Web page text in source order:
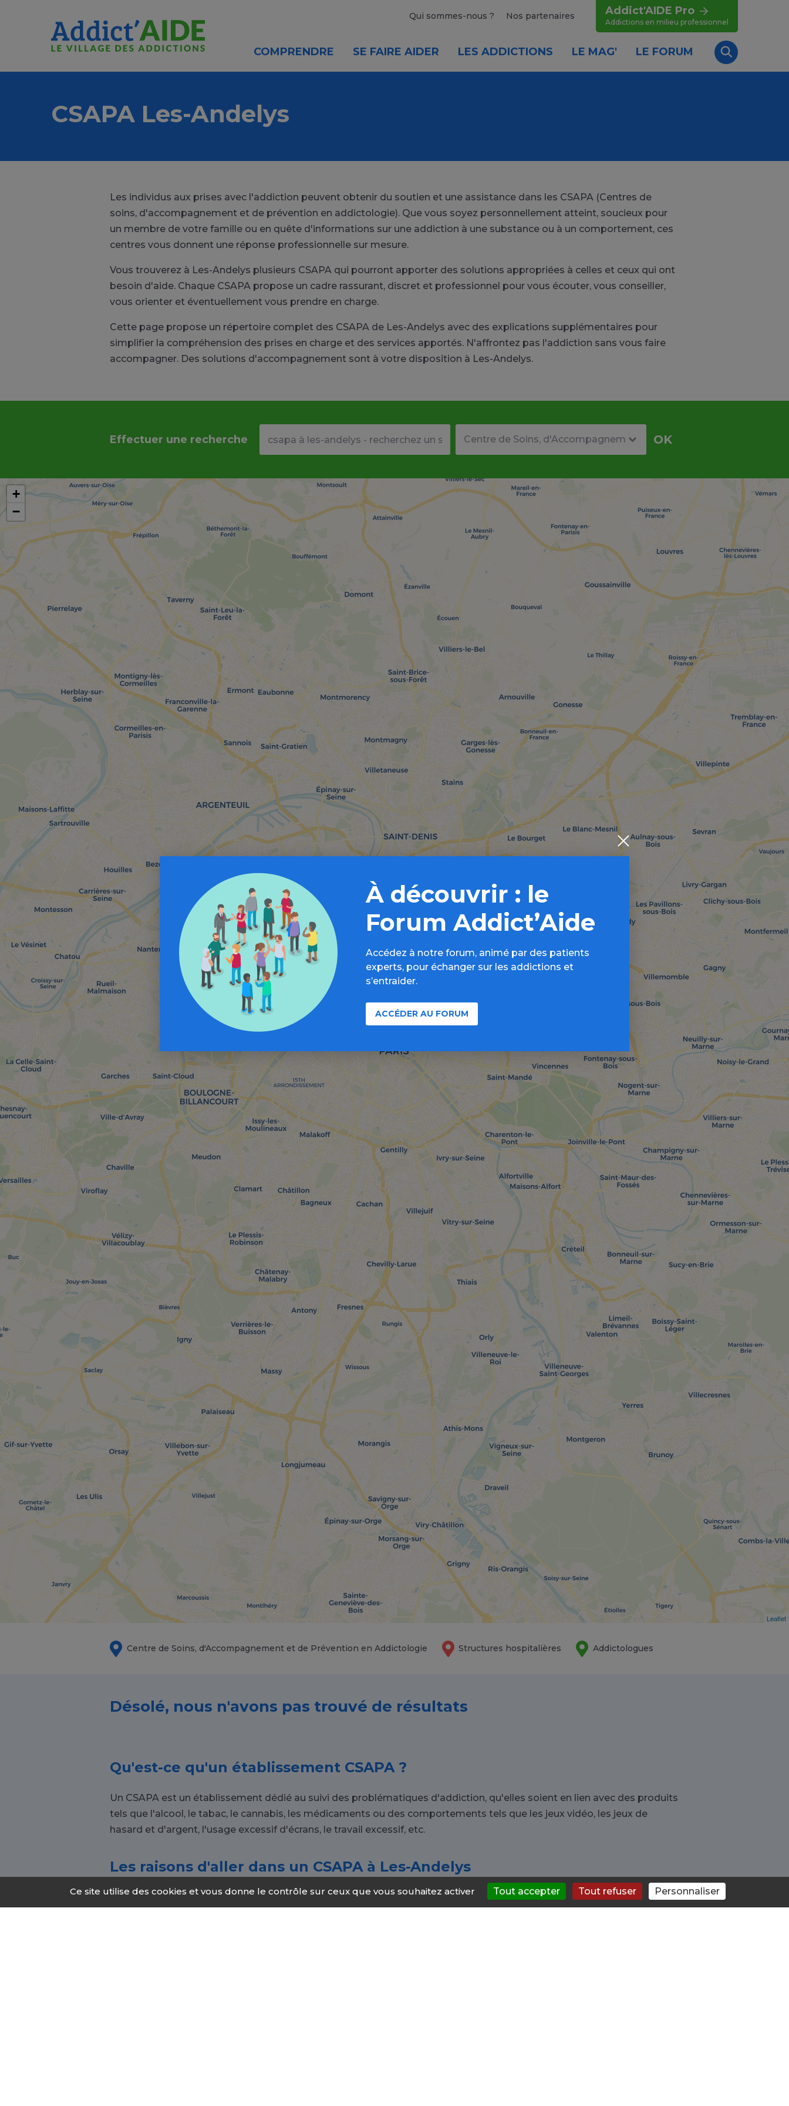
Qui sommes-nous ? Nos partenaires Addict'AIDE Pro
Addictions en milieu professionnel
COMPRENDRE SE FAIRE AIDER LES ADDICTIONS LE MAG' LE FORUM
Recherche
CSAPA Les-Andelys
Les individus aux prises avec l'addiction peuvent obtenir du soutien et une assistance dans les CSAPA (Centres de
soins, d'accompagnement et de prévention en addictologie). Que vous soyez personnellement atteint, soucieux pour
un membre de votre famille ou en quête d'informations sur une addiction à une substance ou à un comportement, ces
centres vous donnent une réponse professionnelle sur mesure.
Vous trouverez à Les-Andelys plusieurs CSAPA qui pourront apporter des solutions appropriées à celles et ceux qui ont
besoin d'aide. Chaque CSAPA propose un cadre rassurant, discret et professionnel pour vous écouter, vous conseiller,
vous orienter et éventuellement vous prendre en charge.
Cette page propose un répertoire complet des CSAPA de Les-Andelys avec des explications supplémentaires pour
simplifier la compréhension des prises en charge et des services apportés. N'affrontez pas l'addiction sans vous faire
accompagner. Des solutions d'accompagnement sont à votre disposition à Les-Andelys.
Effectuer une recherche OK
+
−
Leaflet
Centre de Soins, d'Accompagnement et de Prévention en Addictologie Structures hospitalières Addictologues
Désolé, nous n'avons pas trouvé de résultats
Qu'est-ce qu'un établissement CSAPA ?
Un CSAPA est un établissement dédié au suivi des problématiques d'addiction, qu'elles soient en lien avec des produits
tels que l'alcool, le tabac, le cannabis, les médicaments ou des comportements tels que les jeux vidéo, les jeux de
hasard et d'argent, l'usage excessif d'écrans, le travail excessif, etc.
Les raisons d'aller dans un CSAPA à Les-Andelys
L'addiction peut toucher n'importe qui, à n'importe quelle période de sa vie. Que vous soyez directement concerné ou
À découvrir : le
Forum Addict’Aide
Accédez à notre forum, animé par des patients
experts, pour échanger sur les addictions et
s’entraider.
ACCÉDER AU FORUM
Ce site utilise des cookies et vous donne le contrôle sur ceux que vous souhaitez activer Tout accepter Tout refuser Personnaliser